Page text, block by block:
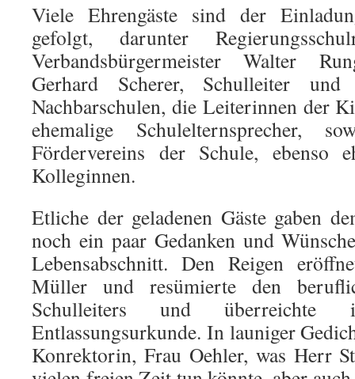
Viele Ehrengäste sind der
gefolgt, darunter
Verbandsbürgermeister Walter
Gerhard Scherer, Schulleiter und
Nachbarschulen, die Leiterinnen der
ehemalige Schulelternsprecher,
Fördervereins der Schule, ebenso
Kolleginnen.
Etliche der geladenen Gäste gaben
noch ein paar Gedanken und
Lebensabschnitt. Den Reigen
Müller und resümierte den
Schulleiters und
Entlassungsurkunde. In launiger
Konrektorin, Frau Oehler, was Herr